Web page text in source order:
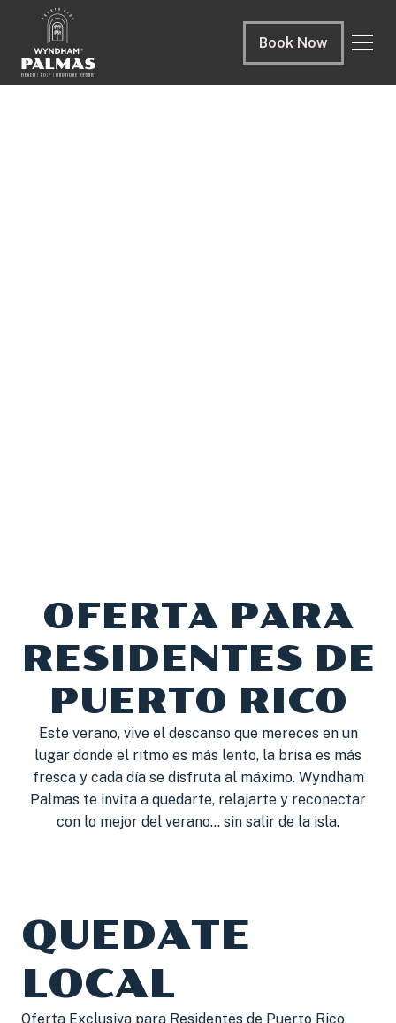
Book Now
OFERTA PARA
RESIDENTES DE
PUERTO RICO
Este verano, vive el descanso que mereces en un
lugar donde el ritmo es más lento, la brisa es más
fresca y cada día se disfruta al máximo. Wyndham
Palmas te invita a quedarte, relajarte y reconectar
con lo mejor del verano… sin salir de la isla.
QUEDATE
LOCAL
Oferta Exclusiva para Residentes de Puerto Rico